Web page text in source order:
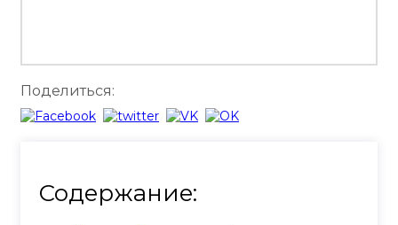
Поделиться:
Содержание: